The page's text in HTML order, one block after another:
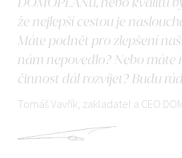
že nejlepší cestou je
Máte podnět pro zlepšení
nám nepovedlo? Nebo máte
činnost dál rozvíjet? Budu
Tomáš Vavřík, zakladatel a CEO